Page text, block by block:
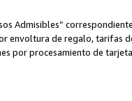
Admisibles”
envoltura de regalo, tarifas
por procesamiento de